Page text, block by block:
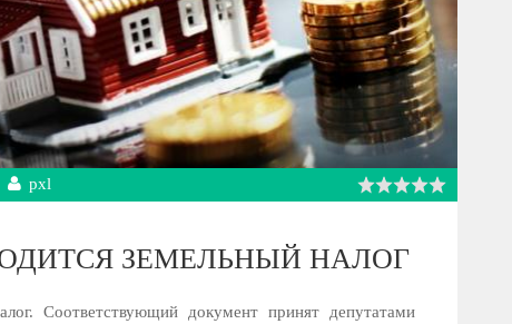
pxl
ЗЕМЕЛЬНЫЙ НАЛОГ
Соответствующий документ принят депутатами